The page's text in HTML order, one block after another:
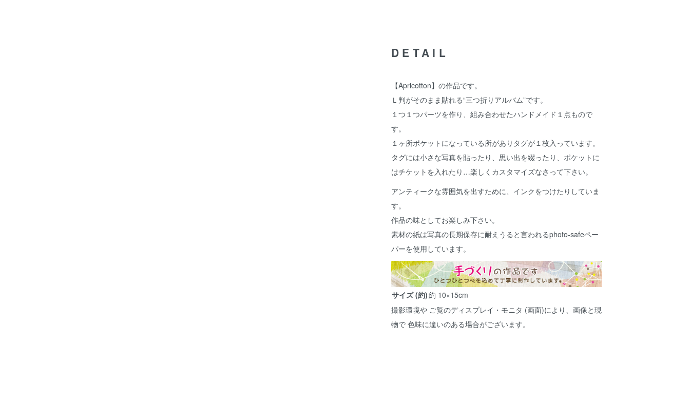
DETAIL
【Apricotton】の作品です。
Ｌ判がそのまま貼れる“三つ折りアルバム”です。
１つ１つパーツを作り、組み合わせたハンドメイド１点もので
す。
１ヶ所ポケットになっている所がありタグが１枚入っています。
タグには小さな写真を貼ったり、思い出を綴ったり、ポケットに
はチケットを入れたり…楽しくカスタマイズなさって下さい。
アンティークな雰囲気を出すために、インクをつけたりしていま
す。
作品の味としてお楽しみ下さい。
素材の紙は写真の長期保存に耐えうると言われるphoto-safeペー
パーを使用しています。
サイズ (約)約 10×15cm
撮影環境や ご覧のディスプレイ・モニタ (画面)により、画像と現
物で 色味に違いのある場合がございます。